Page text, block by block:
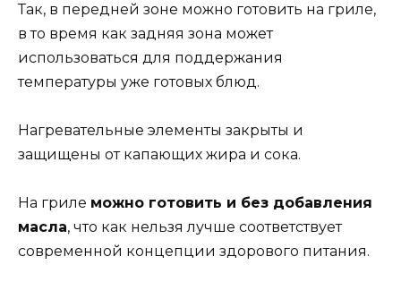
Так, в передней зоне можно готовить на гриле,
в то время как задняя зона может
использоваться для поддержания
температуры уже готовых блюд.
Нагревательные элементы закрыты и
защищены от капающих жира и сока.
На гриле можно готовить и без добавления
масла, что как нельзя лучше соответствует
современной концепции здорового питания.